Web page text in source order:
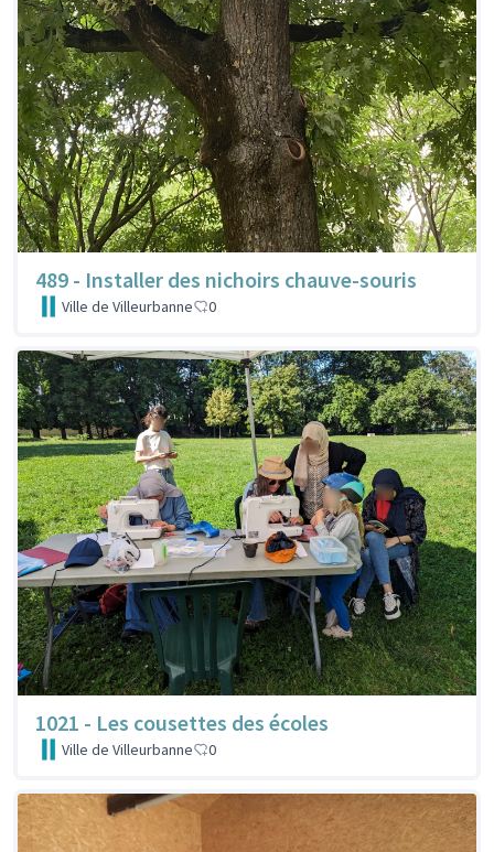
489 - Installer des nichoirs chauve-souris
Ville de Villeurbanne 0
1021 - Les cousettes des écoles
Ville de Villeurbanne 0